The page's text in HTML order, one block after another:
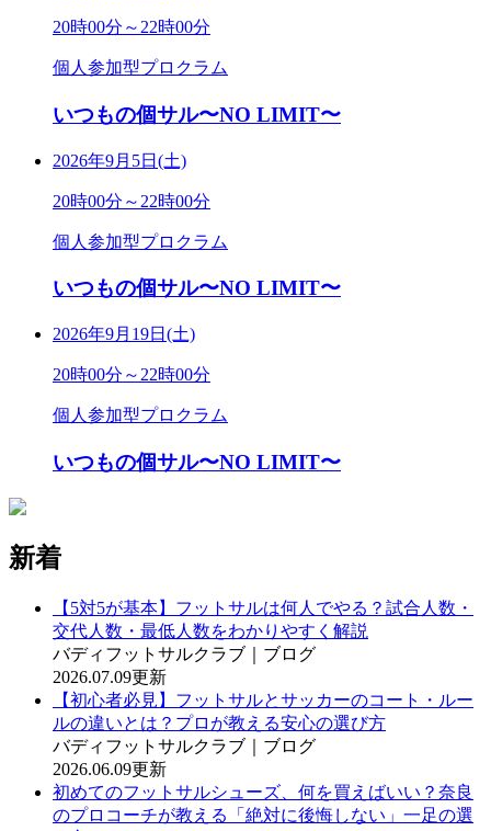
20時00分～22時00分
個人参加型プロクラム
いつもの個サル〜NO LIMIT〜
2026年9月5日(土)
20時00分～22時00分
個人参加型プロクラム
いつもの個サル〜NO LIMIT〜
2026年9月19日(土)
20時00分～22時00分
個人参加型プロクラム
いつもの個サル〜NO LIMIT〜
新着
【5対5が基本】フットサルは何人でやる？試合人数・
交代人数・最低人数をわかりやすく解説
バディフットサルクラブ｜ブログ
2026.07.09更新
【初心者必見】フットサルとサッカーのコート・ルー
ルの違いとは？プロが教える安心の選び方
バディフットサルクラブ｜ブログ
2026.06.09更新
初めてのフットサルシューズ、何を買えばいい？奈良
のプロコーチが教える「絶対に後悔しない」一足の選